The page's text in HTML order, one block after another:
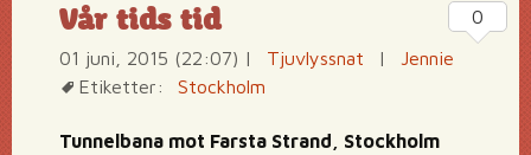
Vår tids tid
01 juni, 2015 (22:07) | Tjuvlyssnat |
Jennie
Etiketter:
Stockholm
Tunnelbana mot Farsta Strand, Stockholm
0